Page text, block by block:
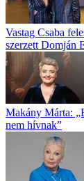
Vastag Csaba
szerzett Domján
Makány Márta:
nem hívnak”